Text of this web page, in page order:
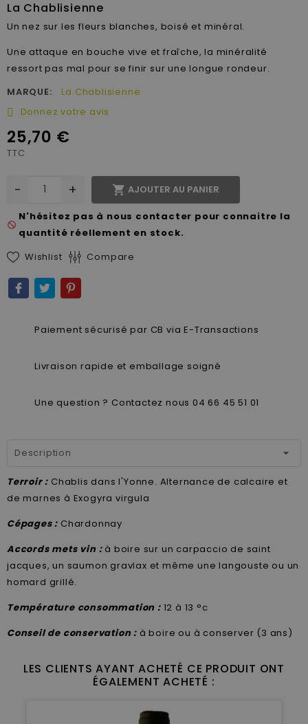
La Chablisienne
Un nez sur les fleurs blanches, boisé et minéral.
Une attaque en bouche vive et fraîche, la minéralité
ressort pas mal pour se finir sur une longue rondeur.
MARQUE:
La Chablisienne
Donnez votre avis
25,70 €
TTC
- +  AJOUTER AU PANIER
not_interested
N'hésitez pas à nous contacter pour connaitre la
quantité réellement en stock.
Wishlist
Compare
Paiement sécurisé par CB via E-Transactions
Livraison rapide et emballage soigné
Une question ? Contactez nous 04 66 45 51 01
Description
Terroir : Chablis dans l'Yonne. Alternance de calcaire et
de marnes à Exogyra virgula
Cépages : Chardonnay
Accords mets vin :à boire sur un carpaccio de saint
jacques, un saumon gravlax et même une langouste ou un
homard grillé.
Température consommation : 12 à 13 °c
Conseil de conservation : à boire ou à conserver (3 ans)
LES CLIENTS AYANT ACHETÉ CE PRODUIT ONT
ÉGALEMENT ACHETÉ :